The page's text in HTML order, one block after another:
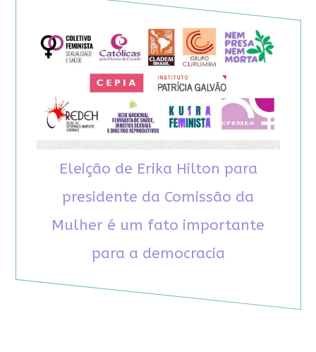
Eleição de Erika Hilton para
presidente da Comissão da
Mulher é um fato importante
para a democracia